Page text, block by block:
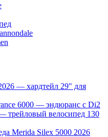
— хардтейл 29" для
6000 — эндюранс с Di2
трейловый велосипед 130
Merida Silex 5000 2026